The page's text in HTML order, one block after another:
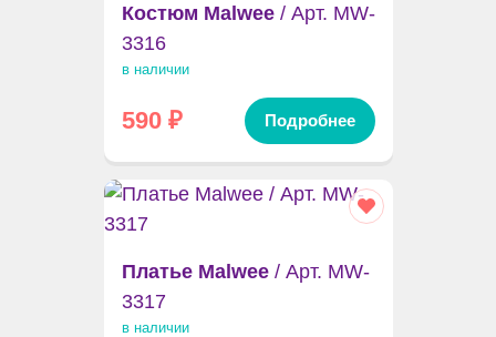
Костюм Malwee/ Арт. MW-
3316
в наличии
590₽ Подробнее
Платье Malwee/ Арт. MW-
3317
в наличии